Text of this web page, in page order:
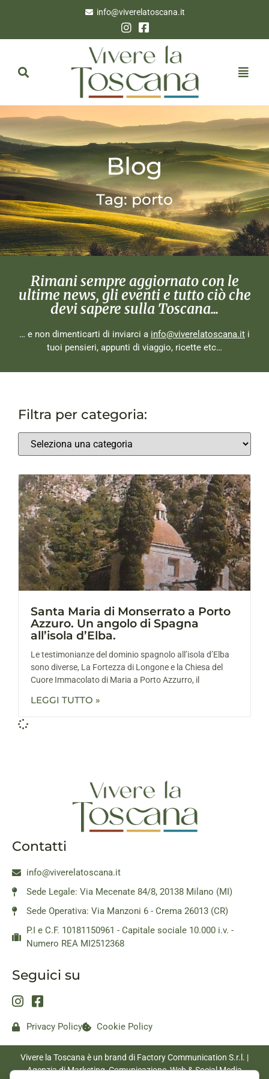
info@viverelatoscana.it
Blog
Tag: porto
Rimani sempre aggiornato con le
ultime news, gli eventi e tutto ciò che
devi sapere sulla Toscana...
… e non dimenticarti di inviarci a info@viverelatoscana.it i
tuoi pensieri, appunti di viaggio, ricette etc…
Filtra per categoria:
Santa Maria di Monserrato a Porto
Azzuro. Un angolo di Spagna
all’isola d’Elba.
Le testimonianze del dominio spagnolo all’isola d’Elba
sono diverse, La Fortezza di Longone e la Chiesa del
Cuore Immacolato di Maria a Porto Azzurro, il
LEGGI TUTTO »
Contatti
info@viverelatoscana.it
Sede Legale: Via Mecenate 84/8, 20138 Milano (MI)
Sede Operativa: Via Manzoni 6 - Crema 26013 (CR)
P.I e C.F. 10181150961 - Capitale sociale 10.000 i.v. -
Numero REA MI2512368
Seguici su
Privacy Policy Cookie Policy
Vivere la Toscana è un brand di Factory Communication S.r.l. |
Agenzia di Marketing, Comunicazione, Web & Social Media